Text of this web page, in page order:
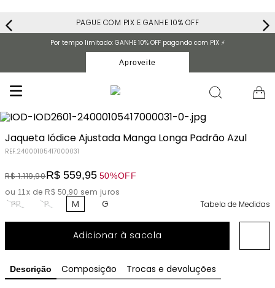
PAGUE COM PIX E GANHE 10% OFF
Por tempo limitado: GANHE 10% OFF pagando com PIX ⚡️
Aproveite
Jaqueta Iódice Ajustada Manga Longa Padrão Azul
REF.24000105417000031
R$ 1.119,90R$ 559,95 50%OFF
ou 11x de R$ 50,90 sem juros
PP P M G Tabela de Medidas
Adicionar à sacola
Descrição Composição Trocas e devoluções